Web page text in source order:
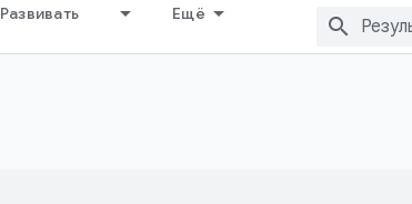
Развивать Ещё